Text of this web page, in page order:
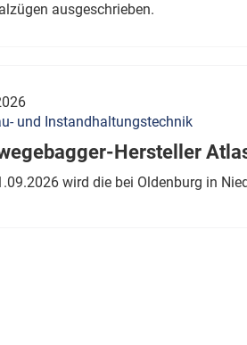
ausgeschrieben.
und Instandhaltungstechnik
Hersteller
wird die bei Oldenburg in